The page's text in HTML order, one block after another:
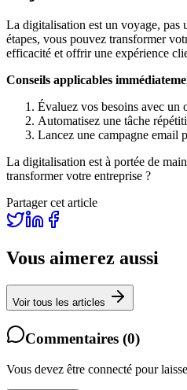
La digitalisation est un voyage, pas
étapes, vous pouvez transformer
efficacité et offrir une expérience
Conseils applicables
Évaluez vos besoins avec un
Automatisez une tâche
Lancez une campagne email
La digitalisation est à portée de
transformer votre entreprise ?
Partager cet article
Vous aimerez aussi
Voir tous les articles
Commentaires (0)
Vous devez être connecté pour